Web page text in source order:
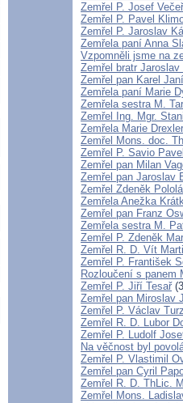
Zemřel P. Josef
Zemřel P. Pavel
Zemřel P. Jaroslav
Zemřela paní Anna
Vzpomněli jsme na
Zemřel bratr
Zemřel pan Karel
Zemřela paní Marie
Zemřela sestra M.
Zemřel Ing. Mgr.
Zemřela Marie
Zemřel Mons. doc.
Zemřel P. Savio
Zemřel pan Milan
Zemřel pan Jaroslav
Zemřel Zdeněk
Zemřela Anežka
Zemřel pan Franz
Zemřela sestra M.
Zemřel P. Zdeněk
Zemřel R. D. Vít
Zemřel P. František
Rozloučení s panem
Zemřel P. Jiří Tesař
Zemřel pan Miroslav
Zemřel P. Václav
Zemřel R. D. Lubor
Zemřel P. Ludolf
Na věčnost byl
Zemřel P. Vlastimil
Zemřel pan Cyril
Zemřel R. D. ThLic.
Zemřel Mons.